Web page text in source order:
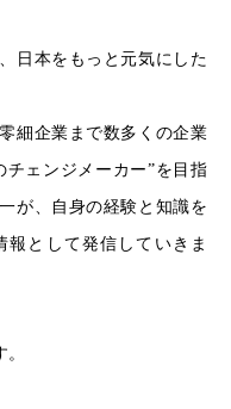
日本をもっと元気にした
細企業まで数多くの企業
チェンジメーカー”を目指
が、自身の経験と知識を
として発信していきま